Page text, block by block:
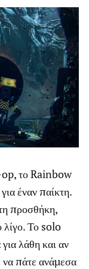
το Rainbow
έναν παίκτη.
προσθήκη,
λίγο. Το solo
λάθη και αν
πάτε ανάμεσα